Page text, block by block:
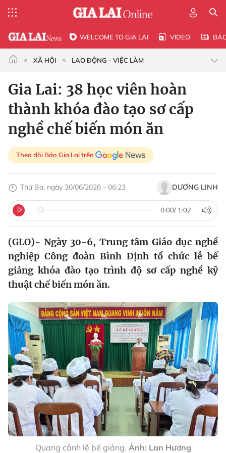
WELCOME TO GIA LAI VIDEO
XÃ HỘI LAO ĐỘNG - VIỆC LÀM
Gia Lai: 38 học viên hoàn
thành khóa đào tạo sơ cấp
nghề chế biến món ăn
Theo dõi Báo Gia Lai trên
Thứ Ba, ngày 30/06/2026 - 06:23 DƯƠNG LINH
0:00/ 1:02
(GLO)- Ngày 30-6, Trung tâm Giáo dục nghề
nghiệp Công đoàn Bình Định tổ chức lễ bế
giảng khóa đào tạo trình độ sơ cấp nghề kỹ
thuật chế biến món ăn.
Quang cảnh lễ bế giảng. Ảnh: Lan Hương